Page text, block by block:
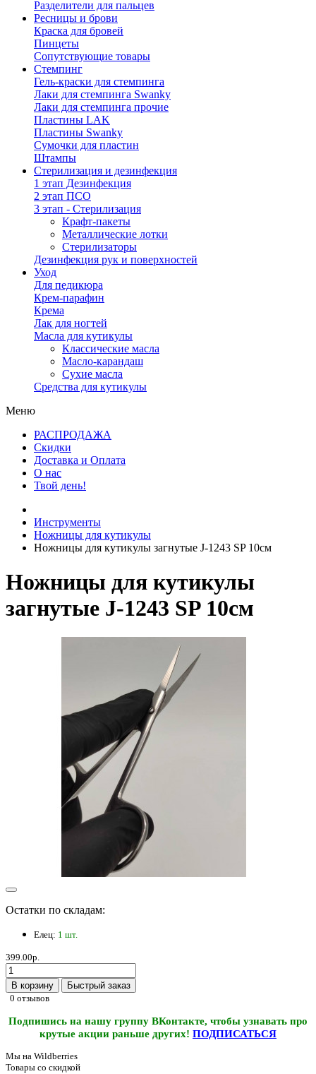
Разделители для пальцев
Ресницы и брови
Краска для бровей
Пинцеты
Сопутствующие товары
Стемпинг
Гель-краски для стемпинга
Лаки для стемпинга Swanky
Лаки для стемпинга прочие
Пластины LAK
Пластины Swanky
Сумочки для пластин
Штампы
Стерилизация и дезинфекция
1 этап Дезинфекция
2 этап ПСО
3 этап - Стерилизация
Крафт-пакеты
Металлические лотки
Стерилизаторы
Дезинфекция рук и поверхностей
Уход
Для педикюра
Крем-парафин
Крема
Лак для ногтей
Масла для кутикулы
Классические масла
Масло-карандаш
Сухие масла
Средства для кутикулы
Меню
РАСПРОДАЖА
Скидки
Доставка и Оплата
О нас
Твой день!
Инструменты
Ножницы для кутикулы
Ножницы для кутикулы загнутые J-1243 SP 10см
Ножницы для кутикулы
загнутые J-1243 SP 10см
Остатки по складам:
Елец: 1 шт.
399.00р.
В корзину
Быстрый заказ
0 отзывов
Подпишись на нашу группу ВКонтакте, чтобы узнавать про
крутые акции раньше других! ПОДПИСАТЬСЯ
Мы на Wildberries
Товары со скидкой